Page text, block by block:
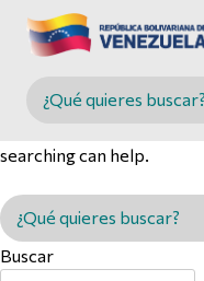
Buscar en MINCYT
searching can help.
Buscar en MINCYT
Buscar